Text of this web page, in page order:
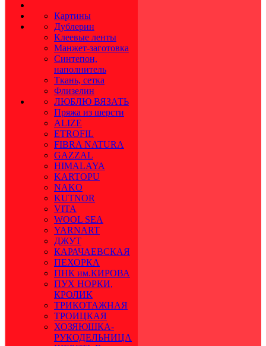
Картины
Дублерин
Клеевые ленты
Манжет-заготовка
Синтепон,
наполнитель
Ткань, сетка
Флизелин
ЛЮБЛЮ ВЯЗАТЬ
Пряжа из шерсти
ALIZE
ETROFIL
FIBRA NATURA
GAZZAL
HIMALAYA
KARTOPU
NAKO
KUTNOR
VITA
WOOL SEA
YARNART
ДЖУТ
КАРАЧАЕВСКАЯ
ПЕХОРКА
ПНК им.КИРОВА
ПУХ НОРКИ,
КРОЛИК
ТРИКОТАЖНАЯ
ТРОИЦКАЯ
ХОЗЯЮШКА-
РУКОДЕЛЬНИЦА